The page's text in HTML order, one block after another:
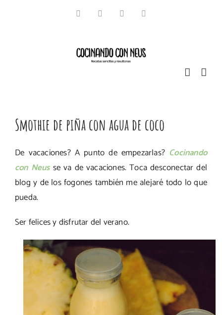
FacebookInstagramPinterest
Smothie de piña con agua de coco
De vacaciones? A punto de empezarlas? Cocinando
con Neusse va de vacaciones. Toca desconectar del
blog y de los fogones también me alejaré todo lo que
pueda.
Ser felices y disfrutar del verano.